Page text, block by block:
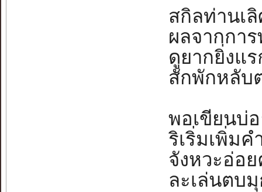
สกิลท่านเ
ผลจากกา
ดูยากยิ่งแ
สักพักหลับ
พอเขียนบ่
ริเริ่มเพิ่มค
จังหวะอ่อ
ละเล่นตบ